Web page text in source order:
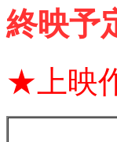
終映予
★上映